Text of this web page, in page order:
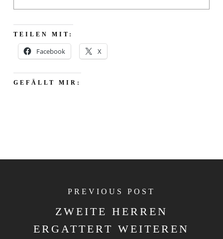
TEILEN MIT:
Facebook X
GEFÄLLT MIR:
PREVIOUS POST
ZWEITE HERREN
ERGATTERT WEITEREN